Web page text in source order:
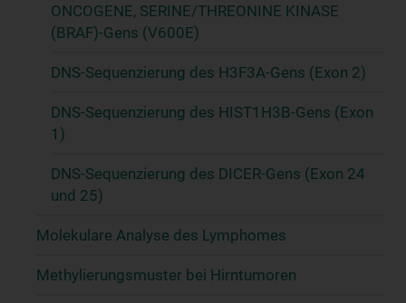
ONCOGENE, SERINE/THREONINE KINASE
(BRAF)-Gens (V600E)
DNS-Sequenzierung des H3F3A-Gens (Exon 2)
DNS-Sequenzierung des HIST1H3B-Gens (Exon
1)
DNS-Sequenzierung des DICER-Gens (Exon 24
und 25)
Molekulare Analyse des Lymphomes
Methylierungsmuster bei Hirntumoren